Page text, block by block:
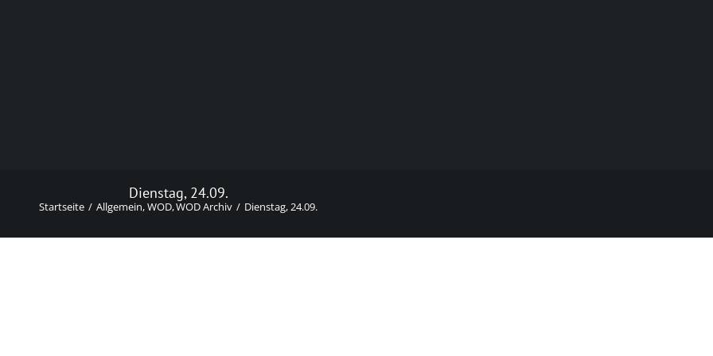
Dienstag, 24.09.
Startseite Allgemein WOD WOD Archiv Dienstag, 24.09.